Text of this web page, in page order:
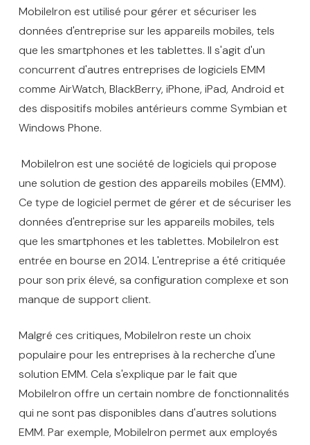
MobileIron est utilisé pour gérer et sécuriser les
données d'entreprise sur les appareils mobiles, tels
que les smartphones et les tablettes. Il s'agit d'un
concurrent d'autres entreprises de logiciels EMM
comme AirWatch, BlackBerry, iPhone, iPad, Android et
des dispositifs mobiles antérieurs comme Symbian et
Windows Phone.
MobileIron est une société de logiciels qui propose
une solution de gestion des appareils mobiles (EMM).
Ce type de logiciel permet de gérer et de sécuriser les
données d'entreprise sur les appareils mobiles, tels
que les smartphones et les tablettes. MobileIron est
entrée en bourse en 2014. L'entreprise a été critiquée
pour son prix élevé, sa configuration complexe et son
manque de support client.
Malgré ces critiques, MobileIron reste un choix
populaire pour les entreprises à la recherche d'une
solution EMM. Cela s'explique par le fait que
MobileIron offre un certain nombre de fonctionnalités
qui ne sont pas disponibles dans d'autres solutions
EMM. Par exemple, MobileIron permet aux employés